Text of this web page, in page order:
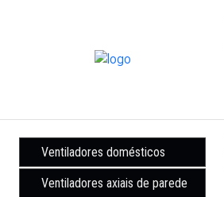
Ventiladores domésticos
Ventiladores axiais de parede